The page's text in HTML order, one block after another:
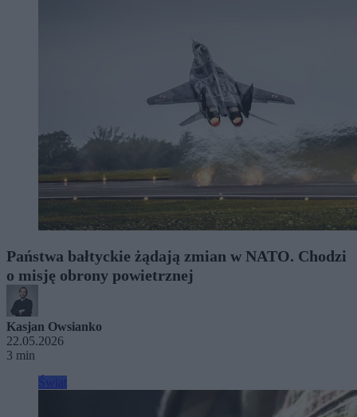
Państwa bałtyckie żądają zmian w NATO. Chodzi
o misję obrony powietrznej
Kasjan Owsianko
22.05.2026
3 min